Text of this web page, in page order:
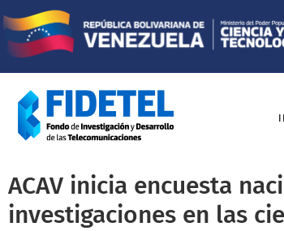
ACAV inicia encuesta
investigaciones en las